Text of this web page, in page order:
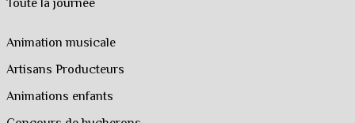
Toute la journée
Animation musicale
Artisans Producteurs
Animations enfants